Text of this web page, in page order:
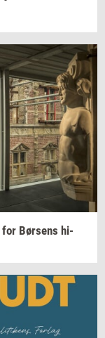
for Bør­sens hi­